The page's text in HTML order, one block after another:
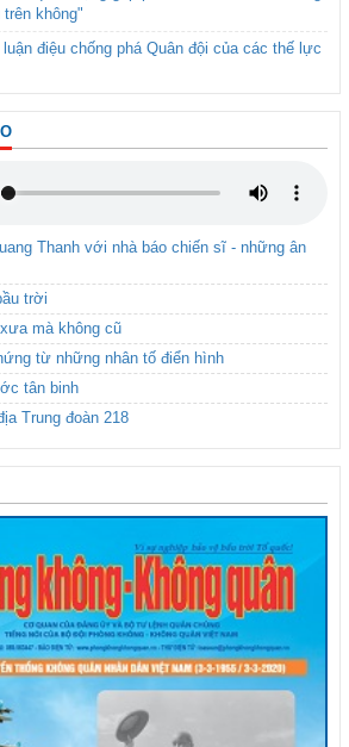
không"
điệu chống phá Quân đội của các thế lực
Thanh với nhà báo chiến sĩ - những ân
trời
mà không cũ
từ những nhân tố điển hình
tân binh
Trung đoàn 218